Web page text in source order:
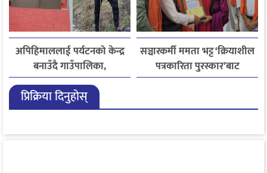
अपिहिमाललाई पर्यटनको केन्द्र
बनाउँदै गाउँपालिका,
बहुआयामिक पर्यटन विकासमा
जोड
सञ्चारकर्मी ममता भट्ट ‘क्रियाशील
पत्रकारिता पुरस्कार’बाट
सम्मानित
प्रिक्रिया दिनुहोस्